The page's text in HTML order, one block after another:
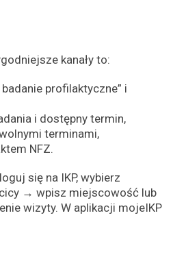
kanały to:
profilaktyczne” i
i dostępny termin,
terminami,
NFZ.
się na IKP, wybierz
→ wpisz miejscowość lub
wizyty. W aplikacji mojeIKP